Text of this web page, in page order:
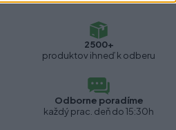
2500+
produktov ihneď k odberu
Odborne poradíme
každý prac. deň do 15:30h